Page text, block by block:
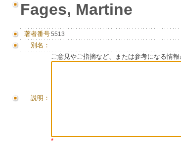
Fages, Martine
著者番号5513
別名：
説明：
ご意見やご指摘など、または参考になる情
*